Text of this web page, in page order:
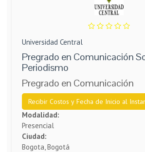
Universidad Central
Pregrado en Comunicación
Periodismo
Pregrado en Comunicación
Recibir Costos y Fecha de Inicio al
Modalidad:
Presencial
Ciudad:
Bogota, Bogotá